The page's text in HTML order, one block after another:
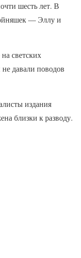
шесть лет. В
— Эллу и
светских
давали поводов
издания
близки к разводу.